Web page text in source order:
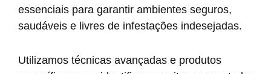
essenciais para garantir ambientes seguros,
saudáveis e livres de infestações indesejadas.
Utilizamos técnicas avançadas e produtos